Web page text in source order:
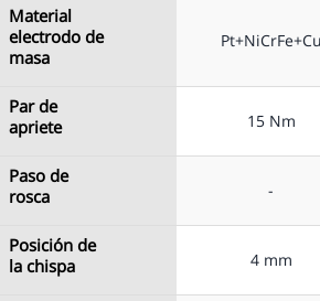
Material
electrodo de
masa
Pt+NiCrFe+Cu
Par de
apriete
Paso de
rosca
Posición de
la chispa
Material
electrodo de
masa
Pt+NiCrFe+Cu
Par de
apriete
15 Nm
Paso de
rosca
-
Posición de
la chispa
4 mm